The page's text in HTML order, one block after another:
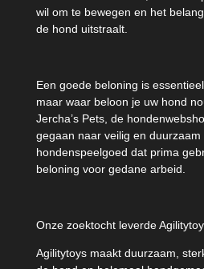
wil om te bewegen en het
de hond uitstraalt.
Een goede beloning is
maar waar beloon je uw hond
Jercha’s Pets, de
gegaan naar veilig en
hondenspeelgoed dat prima
beloning voor gedane arbeid.
Onze zoektocht leverde
Agilitytoys maakt duurzaam,